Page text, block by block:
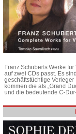
Franz Schuberts Werke
auf zwei CDs passt. Es
geschäftstüchtige
kommen die als „Grand
und die bedeutende C-